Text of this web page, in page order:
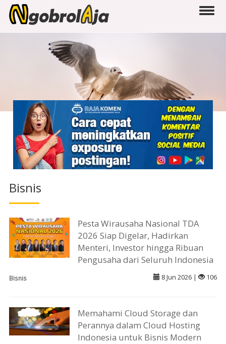
Bisnis
Pesta Wirausaha Nasional TDA
2026 Siap Digelar, Hadirkan
Menteri, Investor hingga Ribuan
Pengusaha dari Seluruh Indonesia
Bisnis 8 Jun 2026 | 106
Memahami Cloud Storage dan
Perannya dalam Cloud Hosting
Indonesia untuk Bisnis Modern